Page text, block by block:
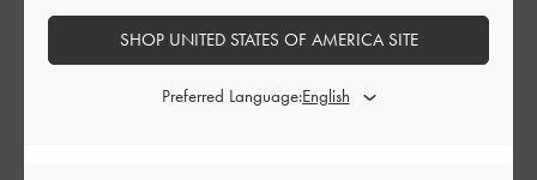
とてもよかった
SHOP UNITED STATES OF AMERICA SITE
Preferred Language: